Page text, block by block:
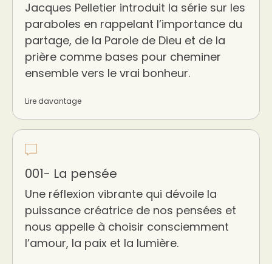
Jacques Pelletier introduit la série sur les
paraboles en rappelant l’importance du
partage, de la Parole de Dieu et de la
prière comme bases pour cheminer
ensemble vers le vrai bonheur.
Lire davantage
001- La pensée
Une réflexion vibrante qui dévoile la
puissance créatrice de nos pensées et
nous appelle à choisir consciemment
l’amour, la paix et la lumière.